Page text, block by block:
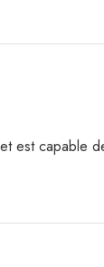
est capable